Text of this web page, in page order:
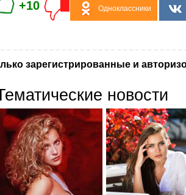
+10 Одноклассники
зарегистрированные и
новости